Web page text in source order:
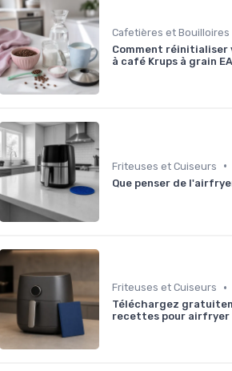
Cafetières et Bouilloires
Comment réinitialiser
à café Krups à grain
Friteuses et Cuiseurs •
Que penser de
Friteuses et Cuiseurs •
Téléchargez
recettes pour airfryer